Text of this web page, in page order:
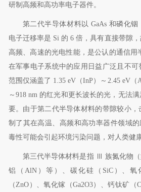
研制高频和高功率电子器件。
第二代半导体材料以 GaAs 和磷化铟
电子迁移率是 Si 的 6倍，具有直接带隙
高频、高速的光电性能，是公认的通信用
在军事电子系统中的应用日益广泛且不
范围仅涵盖了 1.35 eV （InP ）～ 2.45 eV（
～ 918 nm 的红光和更长波长的光，无法
要。由于第二代半导体材料的带隙较小
制了其在高温、高频和高功率器件领域
毒性可能会引起环境污染问题，对人类健
第三代半导体材料是指 族氮化物
铝（ AlN）等）、碳化硅（ SiC）、氧
（ ZnO ）、氧化镓（Ga2O3）、钙钛矿（